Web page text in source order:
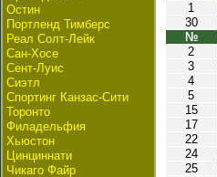
Остин
Портленд Тимберс
Реал Солт-Лейк
Сан-Хосе
Сент-Луис
Сиэтл
Спортинг Канзас-Сити
Торонто
Филадельфия
Хьюстон
Цинциннати
Чикаго Файр
1
30
№
2
3
4
5
15
17
22
24
25